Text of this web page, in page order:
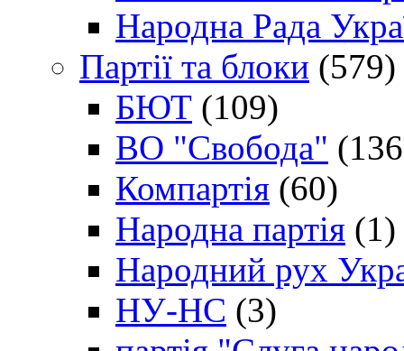
Народна Рада
Партії та блоки (579)
БЮТ (109)
ВО "Свобода"
Компартія (60)
Народна партія (1)
Народний рух
НУ-НС (3)